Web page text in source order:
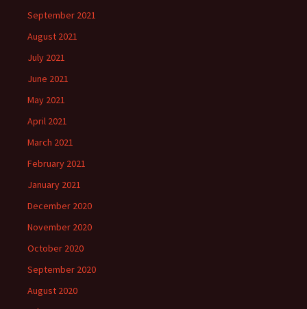
September 2021
August 2021
July 2021
June 2021
May 2021
April 2021
March 2021
February 2021
January 2021
December 2020
November 2020
October 2020
September 2020
August 2020